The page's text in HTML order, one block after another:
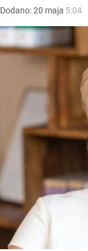
Dodano:20 maja 5:04